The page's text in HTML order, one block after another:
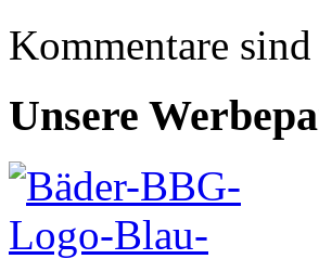
Kommentare sind
Unsere